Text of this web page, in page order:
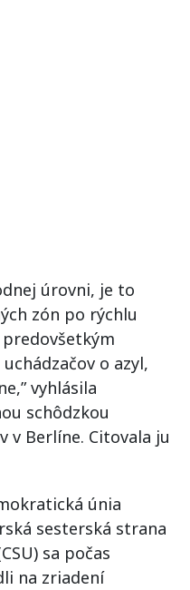
úrovni, je to
zón po rýchlu
o azyl,
vyhlásila
schôdzkou
v Berlíne. Citovala ju
únia
sesterská strana
sa počas
na zriadení